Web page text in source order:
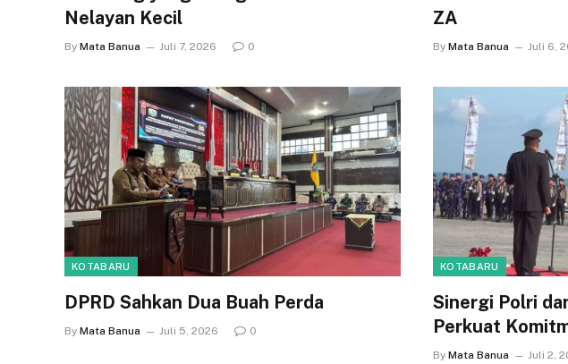
Nelayan Kecil
By Mata Banua Juli 7, 2026 0
ZA
By Mata Banua Juli 6,
KOTABARU
DPRD Sahkan Dua Buah Perda
By Mata Banua Juli 5, 2026 0
KOTABARU
Sinergi Polri
Perkuat
By Mata Banua Juli 2,